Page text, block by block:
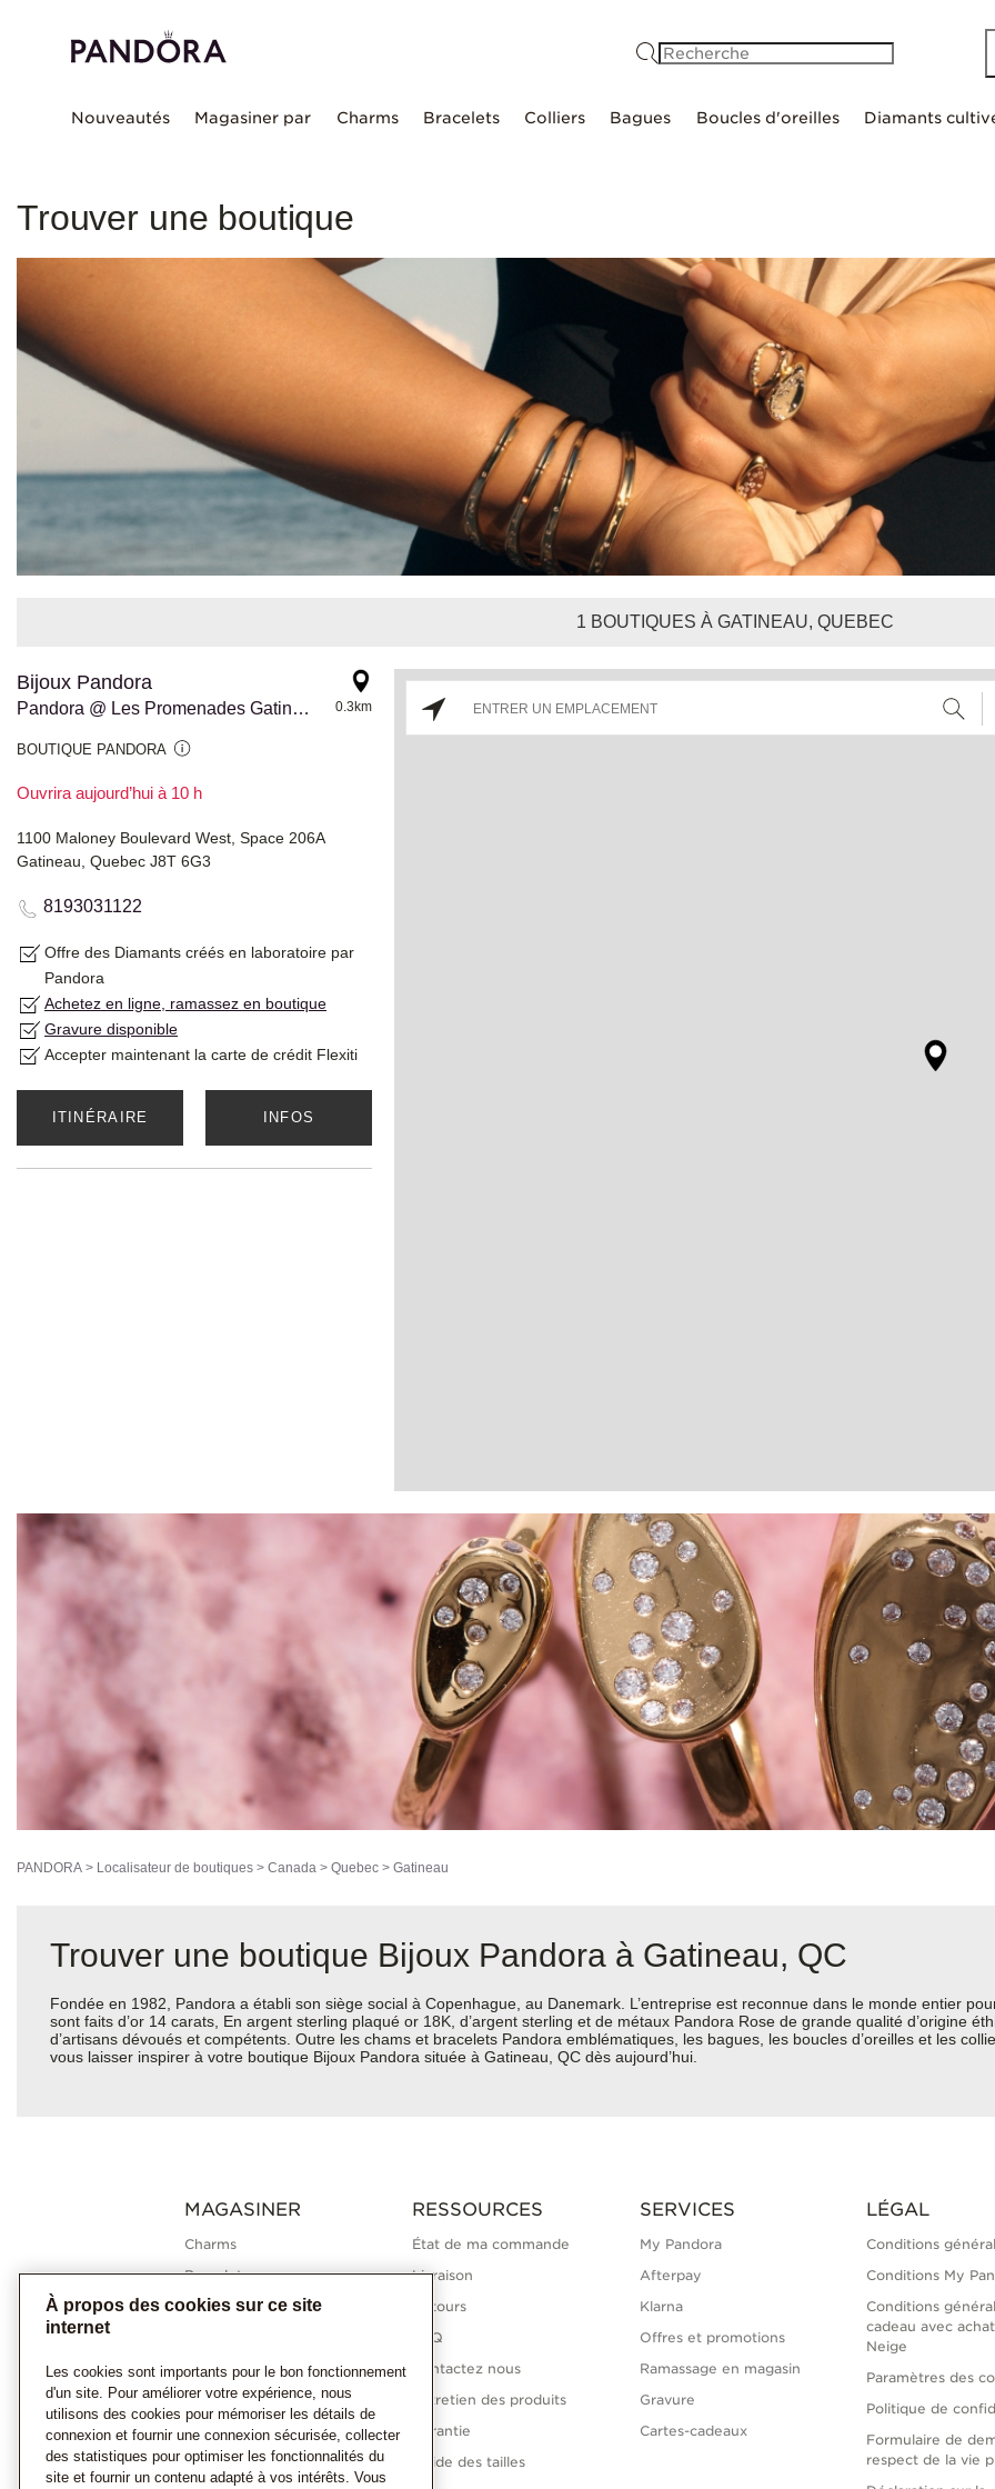
Nouveautés Magasiner par Charms Bracelets Colliers Bagues Boucles d'oreilles Diamants
Trouver une boutique
1 BOUTIQUES À GATINEAU, QUEBEC
Bijoux Pandora
Pandora @ Les Promenades Gatineau
BOUTIQUE PANDORA
Ouvrira aujourd’hui à 10 h
0.3km
1100 Maloney Boulevard West, Space 206A
Gatineau, Quebec J8T 6G3
8193031122
Offre des Diamants créés en laboratoire par
Pandora
Achetez en ligne, ramassez en boutique
Gravure disponible
Accepter maintenant la carte de crédit Flexiti
ITINÉRAIRE INFOS
PANDORA > Localisateur de boutiques > Canada > Quebec > Gatineau
Trouver une boutique Bijoux Pandora à Gatineau, QC
Fondée en 1982, Pandora a établi son siège social à Copenhague, au Danemark. L’entreprise est reconnue dans le monde entier
sont faits d’or 14 carats, En argent sterling plaqué or 18K, d’argent sterling et de métaux Pandora Rose de grande qualité d’origine
d’artisans dévoués et compétents. Outre les chams et bracelets Pandora emblématiques, les bagues, les boucles d’oreilles et les
vous laisser inspirer à votre boutique Bijoux Pandora située à Gatineau, QC dès aujourd’hui.
MAGASINER
Charms
Bracelets
Bagues
Boucles d'oreilles
Collections Pandora
Diamants cultivés en
laboratoire
Cadeaux
RESSOURCES
État de ma commande
Livraison
Retours
FAQ
Contactez nous
Entretien des produits
Garantie
Guide des tailles
SERVICES
My Pandora
Afterpay
Klarna
Offres et promotions
Ramassage en magasin
Gravure
Cartes-cadeaux
LÉGAL
Conditions
Conditions My
Conditions
cadeau avec
Neige
Paramètres des
Politique de
Formulaire de
respect de la vie
À propos des cookies sur ce site
internet
Les cookies sont importants pour le bon fonctionnement
d'un site. Pour améliorer votre expérience, nous
utilisons des cookies pour mémoriser les détails de
connexion et fournir une connexion sécurisée, collecter
des statistiques pour optimiser les fonctionnalités du
site et fournir un contenu adapté à vos intérêts. Vous